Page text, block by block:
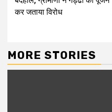
कर जताया विरोध
MORE STORIES